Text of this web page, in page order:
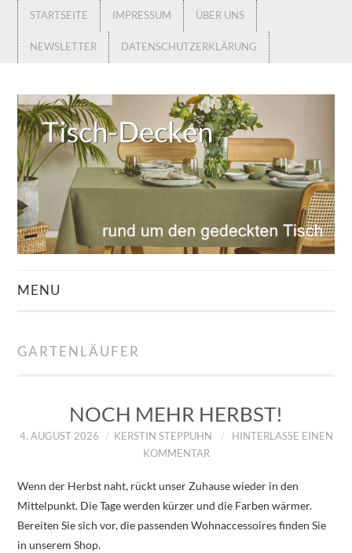
STARTSEITE IMPRESSUM ÜBER UNS
NEWSLETTER DATENSCHUTZERKLÄRUNG
MENU
ÜBER UNS
DATENSCHUTZERKLÄRUNG
GARTENLÄUFER
NOCH MEHR HERBST!
4. AUGUST 2026 KERSTIN STEPPUHN
HINTERLASSE EINEN
KOMMENTAR
Wenn der Herbst naht, rückt unser Zuhause wieder in den
Mittelpunkt. Die Tage werden kürzer und die Farben wärmer.
Bereiten Sie sich vor, die passenden Wohnaccessoires finden Sie
in unserem Shop.